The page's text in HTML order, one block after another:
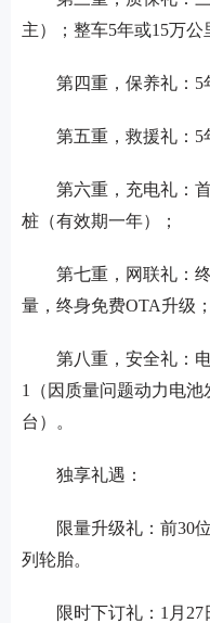
主）；整车5年或15万公
第四重，保养礼： 5
第五重，救援礼： 5
第六重，充电礼：
桩（有效期一年）；
第七重，网联礼：
量，终身免费OTA升级；
第八重，安全礼：
1（ 因质量问题动力电
台 ）。
独享礼遇：
限量升级礼：前30
列轮胎。
限时下订礼： 1月27